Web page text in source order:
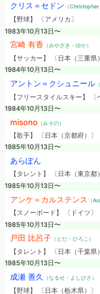
クリス＝セドン （
【野球】 〔アメリカ〕
1983年10月13日〜
宮崎 有香 （みやざき・ゆか）
【サッカー】 〔日本（三重県
1984年10月13日〜
アントン＝クシュニール
【フリースタイルスキー】 〔
1984年10月13日〜
misono（みその）
【歌手】 〔日本（京都府）〕
1985年10月13日〜
あらぽん
【タレント】 〔日本（東京
1985年10月13日〜
アンケ＝カルステンス （
【スノーボード】 〔ドイツ〕
1985年10月13日〜
戸田 比呂子（とだ・ひろこ）
【タレント】 〔日本（千葉県
1985年10月13日〜
成瀬 善久 （なるせ・よしひさ）
【野球】 〔日本（栃木県）〕